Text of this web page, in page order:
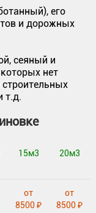
его
и дорожных
сеяный и
нет
т.д.
15м3 20м3
от
8500 ₽
от
8500 ₽